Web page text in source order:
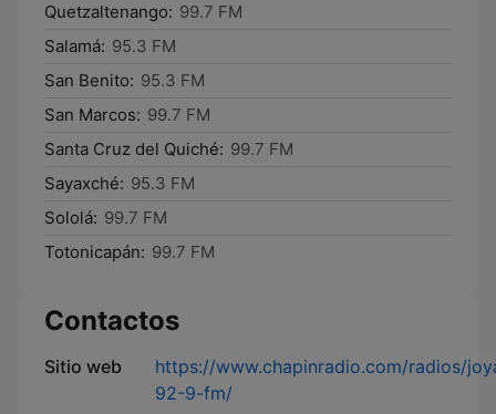
Quetzaltenango: 99.7 FM
Salamá: 95.3 FM
San Benito: 95.3 FM
San Marcos: 99.7 FM
Santa Cruz del Quiché: 99.7 FM
Sayaxché: 95.3 FM
Sololá: 99.7 FM
Totonicapán: 99.7 FM
Contactos
Sitio web
https://www.chapinradio.com/radios/
92-9-fm/